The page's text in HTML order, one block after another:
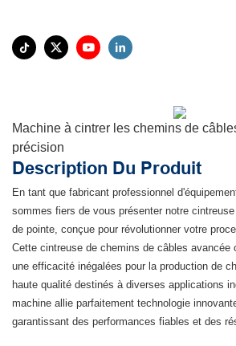
Machine à cintrer les chemins de
précision
Description Du Produit
En tant que fabricant professionnel
sommes fiers de vous présenter notre
de pointe, conçue pour révolutionner votre
Cette cintreuse de chemins de câbles avancée
une efficacité inégalées pour la production de
haute qualité destinés à diverses applications
machine allie parfaitement technologie
garantissant des performances fiables et des